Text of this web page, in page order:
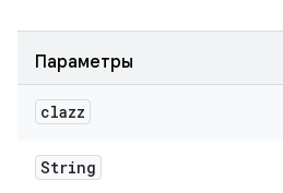
Параметры
clazz
String